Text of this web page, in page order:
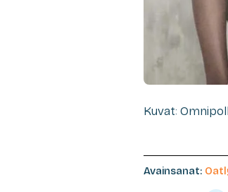
Kuvat:
Avainsanat: